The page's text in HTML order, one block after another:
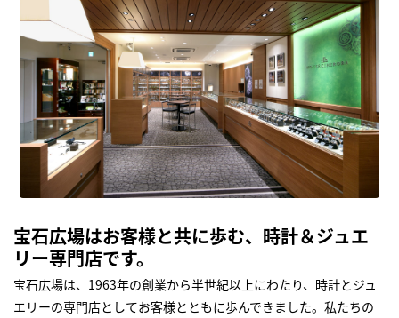
宝石広場はお客様と共に歩む、時計＆ジュエ
リー専門店です。
宝石広場は、1963年の創業から半世紀以上にわたり、時計とジュ
エリーの専門店としてお客様とともに歩んできました。私たちの